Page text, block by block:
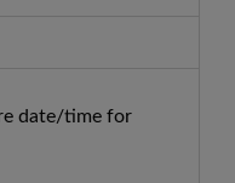
date/time for